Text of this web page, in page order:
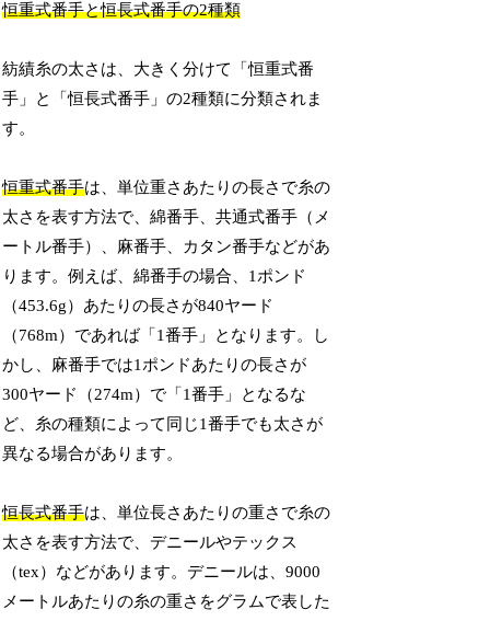
恒重式番手と恒長式番手の2種類
紡績糸の太さは、大きく分けて「恒重式番
手」と「恒長式番手」の2種類に分類されま
す。
恒重式番手は、単位重さあたりの長さで糸の
太さを表す方法で、綿番手、共通式番手（メ
ートル番手）、麻番手、カタン番手などがあ
ります。例えば、綿番手の場合、1ポンド
（453.6g）あたりの長さが840ヤード
（768m）であれば「1番手」となります。し
かし、麻番手では1ポンドあたりの長さが
300ヤード（274m）で「1番手」となるな
ど、糸の種類によって同じ1番手でも太さが
異なる場合があります。
恒長式番手は、単位長さあたりの重さで糸の
太さを表す方法で、デニールやテックス
（tex）などがあります。デニールは、9000
メートルあたりの糸の重さをグラムで表した